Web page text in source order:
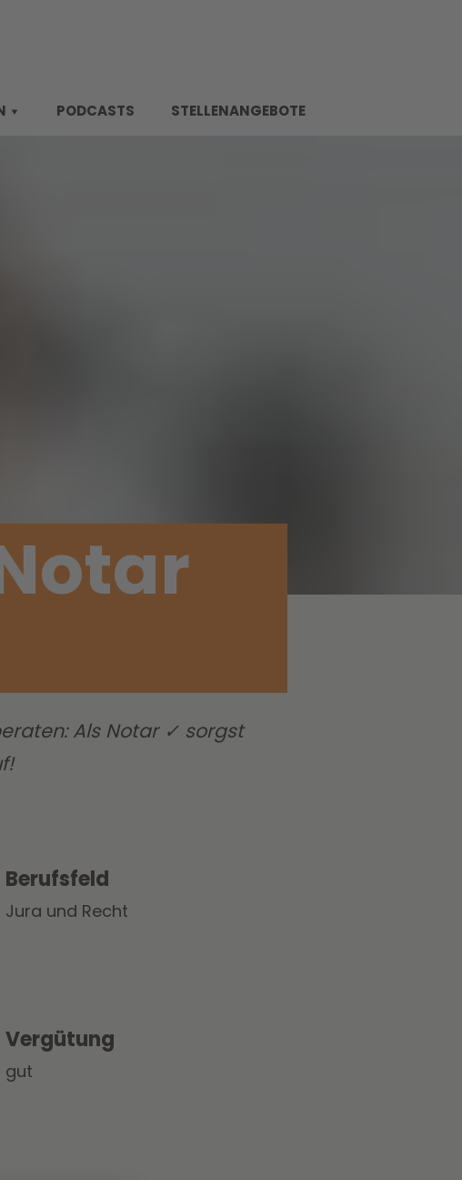
PODCASTS STELLENANGEBOTE
Als Notar ✓ sorgst
Berufsfeld
Jura und Recht
Vergütung
gut